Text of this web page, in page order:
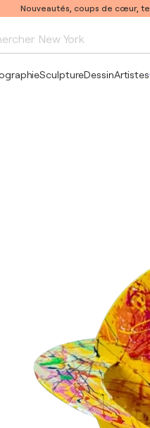
Nouveautés, coups de cœur,
New York
SculptureDessinArtistes